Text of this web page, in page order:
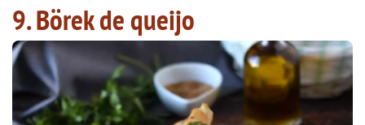
9. Börek de queijo